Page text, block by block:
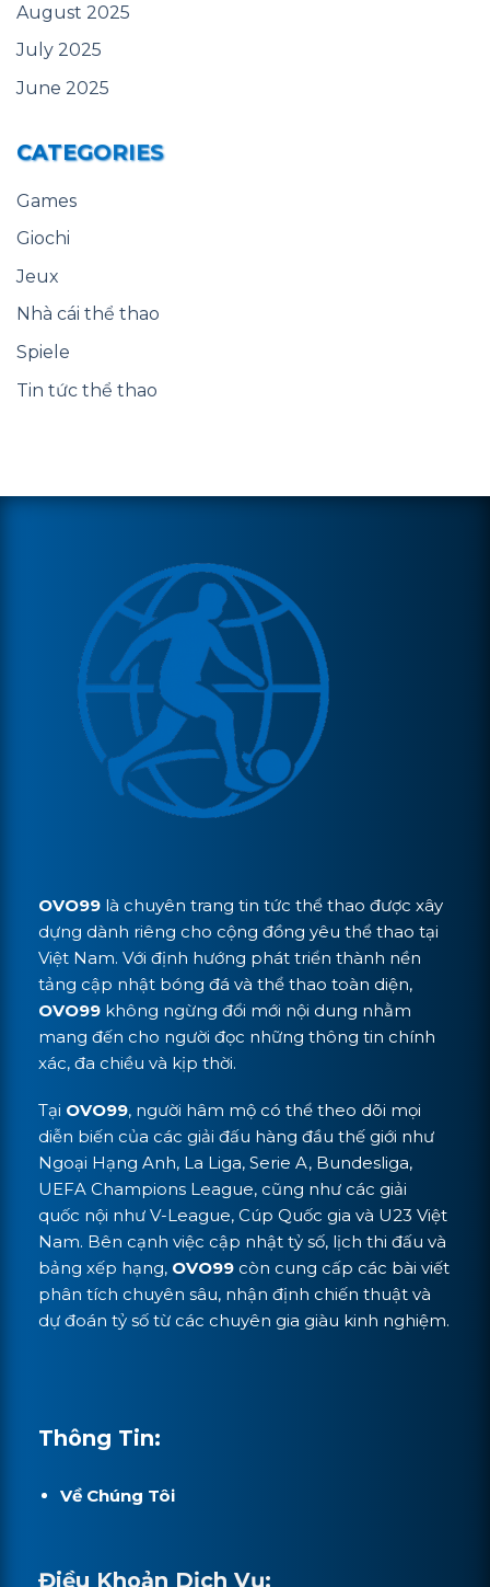
August 2025
July 2025
June 2025
CATEGORIES
Games
Giochi
Jeux
Nhà cái thể thao
Spiele
Tin tức thể thao
OVO99 là chuyên trang tin tức thể thao được xây
dựng dành riêng cho cộng đồng yêu thể thao tại
Việt Nam. Với định hướng phát triển thành nền
tảng cập nhật bóng đá và thể thao toàn diện,
OVO99 không ngừng đổi mới nội dung nhằm
mang đến cho người đọc những thông tin chính
xác, đa chiều và kịp thời.
Tại OVO99, người hâm mộ có thể theo dõi mọi
diễn biến của các giải đấu hàng đầu thế giới như
Ngoại Hạng Anh, La Liga, Serie A, Bundesliga,
UEFA Champions League, cũng như các giải
quốc nội như V-League, Cúp Quốc gia và U23 Việt
Nam. Bên cạnh việc cập nhật tỷ số, lịch thi đấu và
bảng xếp hạng, OVO99 còn cung cấp các bài viết
phân tích chuyên sâu, nhận định chiến thuật và
dự đoán tỷ số từ các chuyên gia giàu kinh nghiệm.
Thông Tin:
Về Chúng Tôi
Điều Khoản Dịch Vụ: